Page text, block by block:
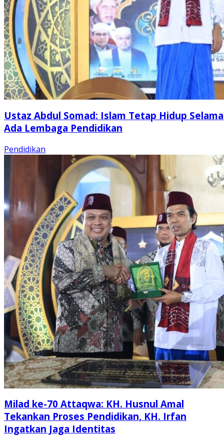
Ustaz Abdul Somad: Islam Tetap Hidup Selama
Ada Lembaga Pendidikan
Pendidikan
Milad ke-70 Attaqwa: KH. Husnul Amal
Tekankan Proses Pendidikan, KH. Irfan
Ingatkan Jaga Identitas